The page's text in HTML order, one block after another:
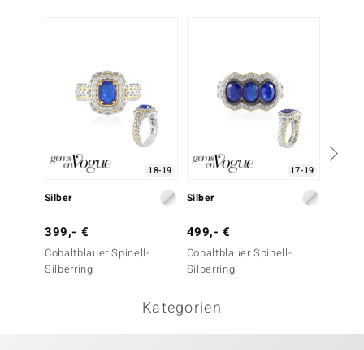
18-19
Silber
399,- €
Cobaltblauer Spinell-
Silberring
17-19
Silber
499,- €
Cobaltblauer Spinell-
Silberring
Kategorien